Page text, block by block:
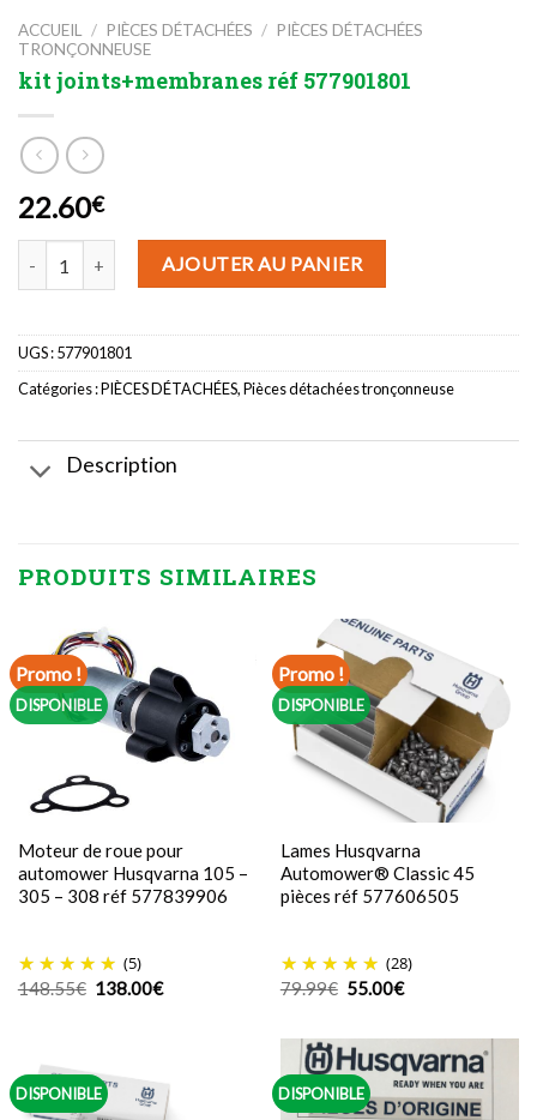
ACCUEIL / PIÈCES DÉTACHÉES / PIÈCES DÉTACHÉES
TRONÇONNEUSE
kit joints+membranes réf 577901801
22.60€
AJOUTER AU PANIER
UGS :577901801
Catégories :PIÈCES DÉTACHÉES,Pièces détachées tronçonneuse
Description
PRODUITS SIMILAIRES
Promo !
DISPONIBLE
Moteur de roue pour
automower Husqvarna 105 –
305 – 308 réf 577839906
(5)
148.55€ Le
prix
138.00€Le
prix
Promo !
DISPONIBLE
Lames Husqvarna
Automower® Classic 45
pièces réf 577606505
(28)
79.99€ Le
prix
79.99€.
55.00€Le
prix
DISPONIBLE DISPONIBLE